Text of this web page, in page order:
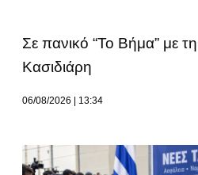
Σε πανικό “Το Βήμα” με
Κασιδιάρη
06/08/2026 13:34